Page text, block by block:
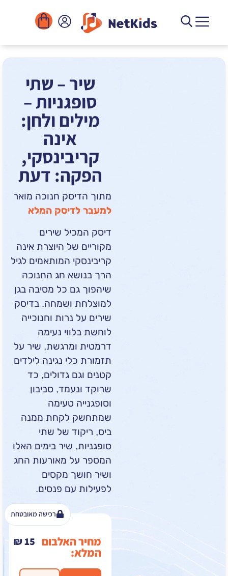
שיר – שתי
סופגניות –
מילים ולחן:
קריבינסקי,
הפקה: דעת
מתוך הדיסק חנוכה מואר
למעבר לדיסק המלא
דיסק המכיל שירים
מקוריים של היוצרת אינה
קריבינסקי המותאמים לגיל
הרך בנושא חג החנוכה
שיהפוך גם כל מסיבה בגן
למוצלחת ושמחה. בדיסק
שירים על נרות וחנוכייה
לוחשת בלווי נעימה
דרמטית ומרגשת, שיר על
תזמורת כלי נגינה לילדים
קטנים וגם גדולים, כד
שרוקד ונעמד, סביבון
וסופגנייה טעימה
שמתחשק לקחת ממנה
ביס, ריקוד של שתי
סופגניות, שיר בימים האלו
המספר על מאורעות החג
ושיר חושך מקסים
לפעילות עם פנסים.
מחיר האלבום ₪15
רכישה מאובטחת